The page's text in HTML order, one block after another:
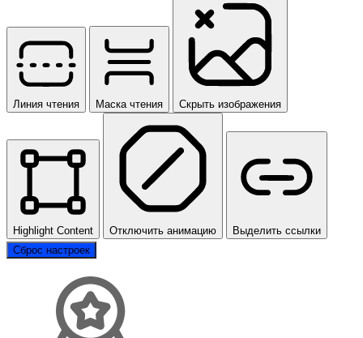
Линия чтения Маска чтения Скрыть изображения
Highlight Content Отключить анимацию
Выделить ссылки
Сброс настроек